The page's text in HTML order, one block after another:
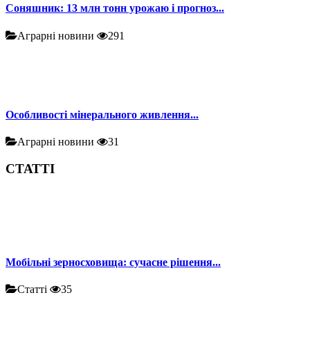
Соняшник: 13 млн тонн урожаю і прогноз...
Аграрні новини 291
Особливості мінерального живлення...
Аграрні новини 31
СТАТТІ
Мобільні зерносховища: сучасне рішення...
Статті 35